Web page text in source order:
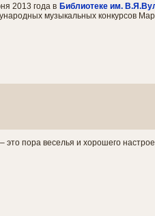
2013 года в Библиотекe им.
музыкальных конкурсов
это пора веселья и хорошего